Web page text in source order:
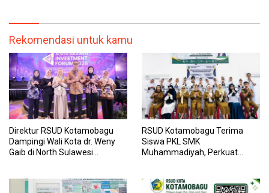
Rekomendasi untuk kamu
Direktur RSUD Kotamobagu
Dampingi Wali Kota dr. Weny
Gaib di North Sulawesi
RSUD Kotamobagu Terima
Siswa PKL SMK
Muhammadiyah, Perkuat